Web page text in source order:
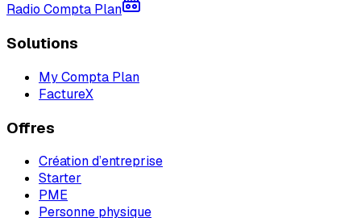
Radio Compta Plan
Solutions
My Compta Plan
FactureX
Offres
Création d’entreprise
Starter
PME
Personne physique